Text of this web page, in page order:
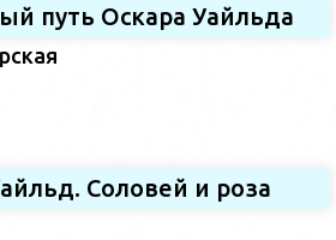
путь Оскара Уайльда
Соловей и роза